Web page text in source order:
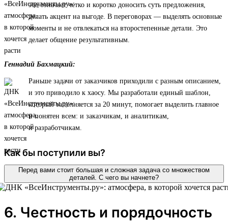
это означает четко и коротко доносить суть предложения,
делать акцент на выгоде. В переговорах — выделять основные
моменты и не отвлекаться на второстепенные детали. Это
делает общение результативным.
Геннадий Бахмацкий:
Раньше задачи от заказчиков приходили с разным описанием,
и это приводило к хаосу. Мы разработали единый шаблон,
который заполняется за 20 минут, помогает выделить главное
и понятен всем: и заказчикам, и аналитикам,
и разработчикам.
Как бы поступили вы?
Перед вами стоит большая и сложная задача со множеством
деталей. С чего вы начнете?
6. Честность и порядочность